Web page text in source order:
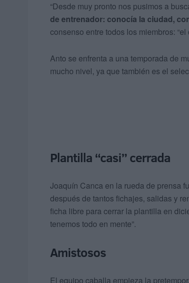
“Desde muy pronto nos pusimos a
de entrenador: conocía la ciudad,
consenso entre todos los miembros:
Anto se enfrenta a una temporada de
mucho nivel, ya que también es el
Plantilla “casi” cerrada
Joaquín Canca en la rueda de prensa
después de tantos fichajes, salidas y
ficha libre para cerrar la plantilla en
tenemos todo en mente”.
Amistosos
El equipo caballa empieza la